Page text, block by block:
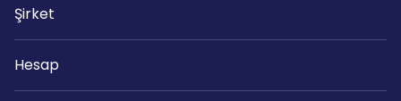
Şirket
Hesap